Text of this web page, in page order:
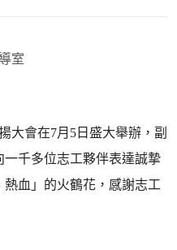
室
大會在7月5日盛大舉辦，副
千多位志工夥伴表達誠摯
血」的火鶴花，感謝志工